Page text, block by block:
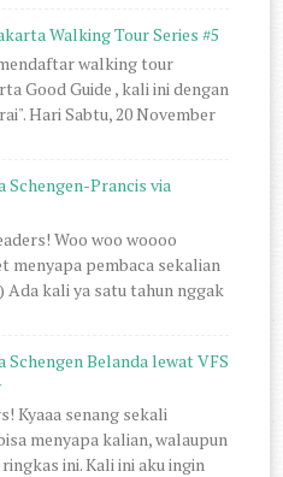
Walking Tour Series #5
walking tour
Good Guide , kali ini dengan
Hari Sabtu, 20 November
Schengen-Prancis via
Woo woo woooo
menyapa pembaca sekalian
Ada kali ya satu tahun nggak
Schengen Belanda lewat VFS
Kyaaa senang sekali
menyapa kalian, walaupun
ini. Kali ini aku ingin